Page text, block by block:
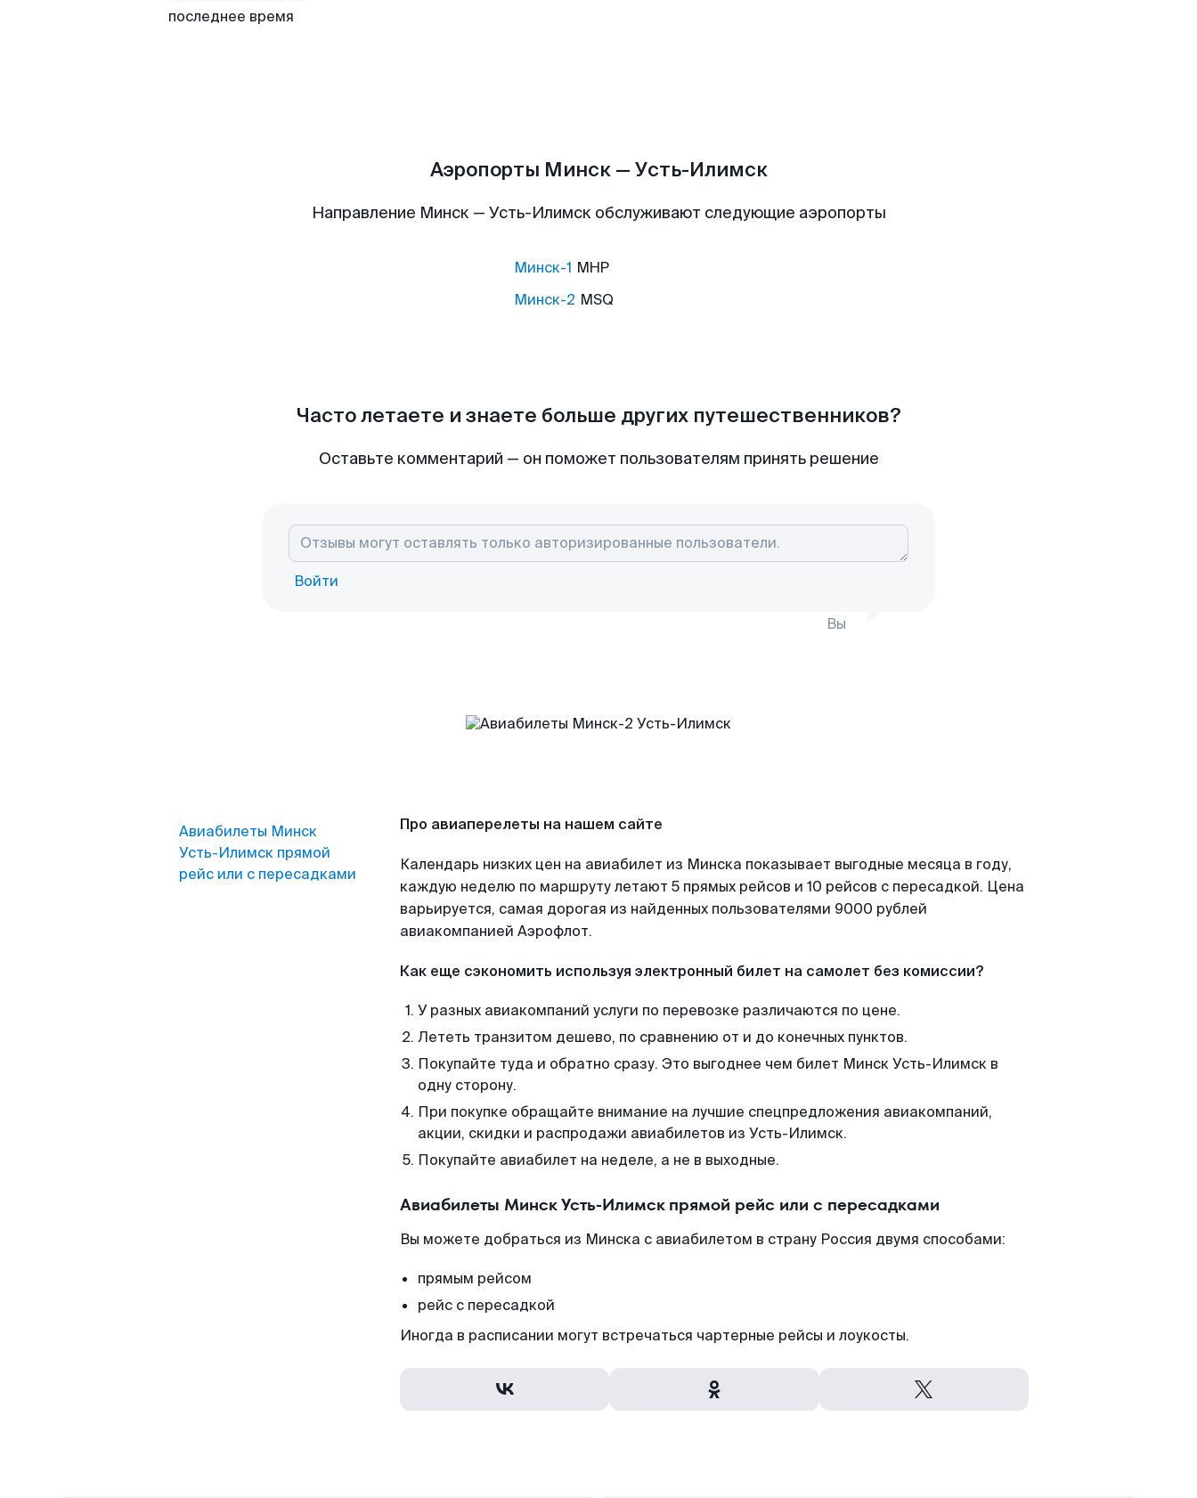
последнее время
Аэропорты Минск — Усть-Илимск
Направление Минск — Усть-Илимск обслуживают следующие аэропорты
Минск-1 MHP
Минск-2 MSQ
Часто летаете и знаете больше других путешественников?
Оставьте комментарий — он поможет пользователям принять решение
Войти
Вы
Авиабилеты Минск
Усть-Илимск прямой
рейс или с пересадками
Про авиаперелеты на нашем сайте
Календарь низких цен на авиабилет из Минска показывает выгодные месяца в году,
каждую неделю по маршруту летают 5 прямых рейсов и 10 рейсов с пересадкой. Цена
варьируется, самая дорогая из найденных пользователями 9000 рублей
авиакомпанией Аэрофлот.
Как еще сэкономить используя электронный билет на самолет без комиссии?
У разных авиакомпаний услуги по перевозке различаются по цене.
Лететь транзитом дешево, по сравнению от и до конечных пунктов.
Покупайте туда и обратно сразу. Это выгоднее чем билет Минск Усть-Илимск в
одну сторону.
При покупке обращайте внимание на лучшие спецпредложения авиакомпаний,
акции, скидки и распродажи авиабилетов из Усть-Илимск.
Покупайте авиабилет на неделе, а не в выходные.
Авиабилеты Минск Усть-Илимск прямой рейс или с пересадками
Вы можете добраться из Минска с авиабилетом в страну Россия двумя способами:
прямым рейсом
рейс с пересадкой
Иногда в расписании могут встречаться чартерные рейсы и лоукосты.